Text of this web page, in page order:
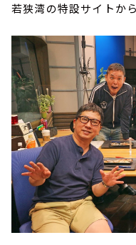
若狭湾の特設サイトか